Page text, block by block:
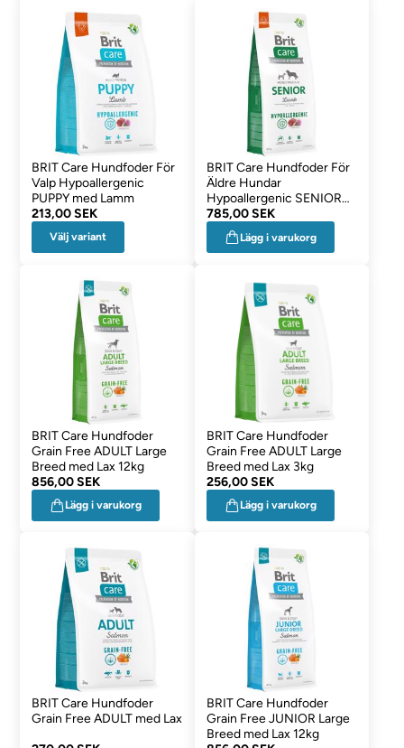
BRIT Care Hundfoder För
Valp Hypoallergenic
PUPPY med Lamm
213,00 SEK
Välj variant
BRIT Care Hundfoder För
Äldre Hundar
Hypoallergenic SENIOR
med Lamm
785,00 SEK
Lägg i varukorg
BRIT Care Hundfoder
Grain Free ADULT Large
Breed med Lax 12kg
856,00 SEK
Lägg i varukorg
BRIT Care Hundfoder
Grain Free ADULT Large
Breed med Lax 3kg
256,00 SEK
Lägg i varukorg
BRIT Care Hundfoder
Grain Free ADULT med Lax
BRIT Care Hundfoder
Grain Free JUNIOR Large
Breed med Lax 12kg